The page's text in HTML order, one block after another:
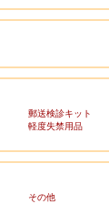
郵送検診キット
軽度失禁用品
その他